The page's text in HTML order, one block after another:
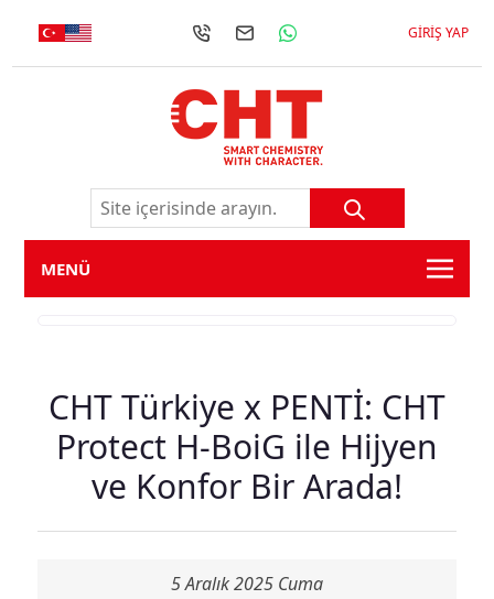
GIRIŞ YAP
MENÜ
CHT Türkiye x PENTİ: CHT
Protect H-BoiG ile Hijyen
ve Konfor Bir Arada!
5 Aralık 2025 Cuma